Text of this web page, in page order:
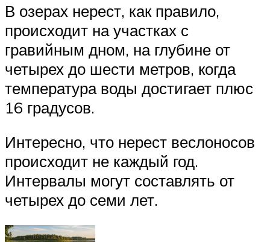
В озерах нерест, как правило,
происходит на участках с
гравийным дном, на глубине от
четырех до шести метров, когда
температура воды достигает плюс
16 градусов.
Интересно, что нерест веслоносов
происходит не каждый год.
Интервалы могут составлять от
четырех до семи лет.